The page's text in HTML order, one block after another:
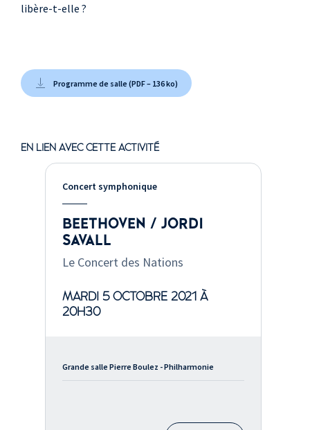
libère-t-elle ?
Programme de salle (PDF – 136 ko)
EN LIEN AVEC CETTE ACTIVITÉ
Concert symphonique
BEETHOVEN / JORDI
SAVALL
Le Concert des Nations
MARDI 5 OCTOBRE 2021 À
20H30
Grande salle Pierre Boulez - Philharmonie